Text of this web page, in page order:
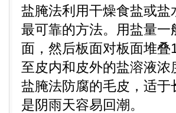
盐腌法利用干燥食盐或
最可靠的方法。用盐量
面，然后板面对板面堆
至皮内和皮外的盐溶
盐腌法防腐的毛皮，适
是阴雨天容易回潮。